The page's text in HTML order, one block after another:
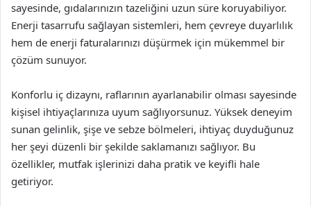
sayesinde, gıdalarınızın tazeliğini uzun süre koruyabiliyor.
Enerji tasarrufu sağlayan sistemleri, hem çevreye duyarlılık
hem de enerji faturalarınızı düşürmek için mükemmel bir
çözüm sunuyor.
Konforlu iç dizaynı, raflarının ayarlanabilir olması sayesinde
kişisel ihtiyaçlarınıza uyum sağlıyorsunuz. Yüksek deneyim
sunan gelinlik, şişe ve sebze bölmeleri, ihtiyaç duyduğunuz
her şeyi düzenli bir şekilde saklamanızı sağlıyor. Bu
özellikler, mutfak işlerinizi daha pratik ve keyifli hale
getiriyor.